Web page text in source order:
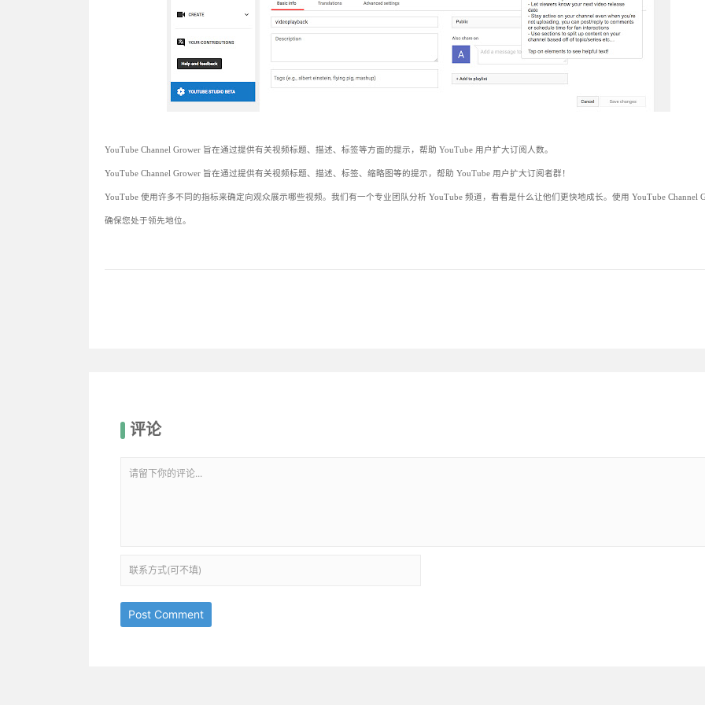
YouTube Channel Grower 旨在通过提供有关视频标题、描述、标签等方面的提示，帮助 YouTube 用户扩大订阅人数。
YouTube Channel Grower 旨在通过提供有关视频标题、描述、标签、缩略图等的提示，帮助 YouTube 用户扩大订阅者群！
YouTube 使用许多不同的指标来确定向观众展示哪些视频。我们有一个专业团队分析 YouTube 频道，看看是什么让他们更快地成长。使用 YouTube Channel
确保您处于领先地位。
评论
Post Comment